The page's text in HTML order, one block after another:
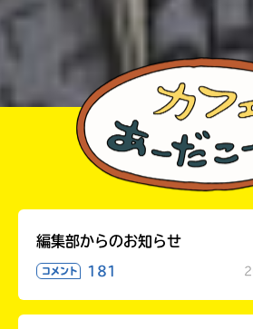
きこんでいたり、字がまちがって
編集部からのお知らせ
コメント 181